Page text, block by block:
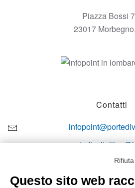
Piazza Bossi
23017
Contatti
+39 0342
Questo sito web